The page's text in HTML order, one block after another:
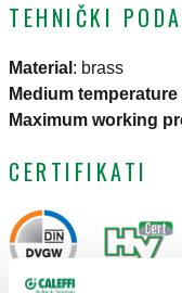
TEHNIČKI
Material : brass
Medium
Maximum working
CERTIFIKATI